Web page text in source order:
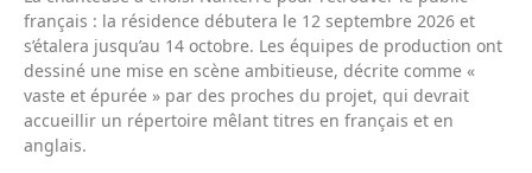
français : la résidence débutera le 12 septembre 2026 et
s’étalera jusqu’au 14 octobre. Les équipes de production ont
dessiné une mise en scène ambitieuse, décrite comme «
vaste et épurée » par des proches du projet, qui devrait
accueillir un répertoire mêlant titres en français et en
anglais.